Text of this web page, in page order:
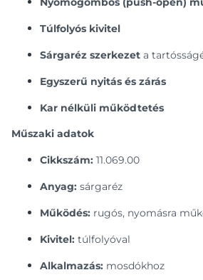
Túlfolyós kivitel
Sárgaréz szerkezet a
Egyszerű nyitás és zárás
Kar nélküli működtetés
Műszaki adatok
Cikkszám: 11.069.00
Anyag: sárgaréz
Működés: rugós, nyomásra
Kivitel: túlfolyóval
Alkalmazás: mosdókhoz